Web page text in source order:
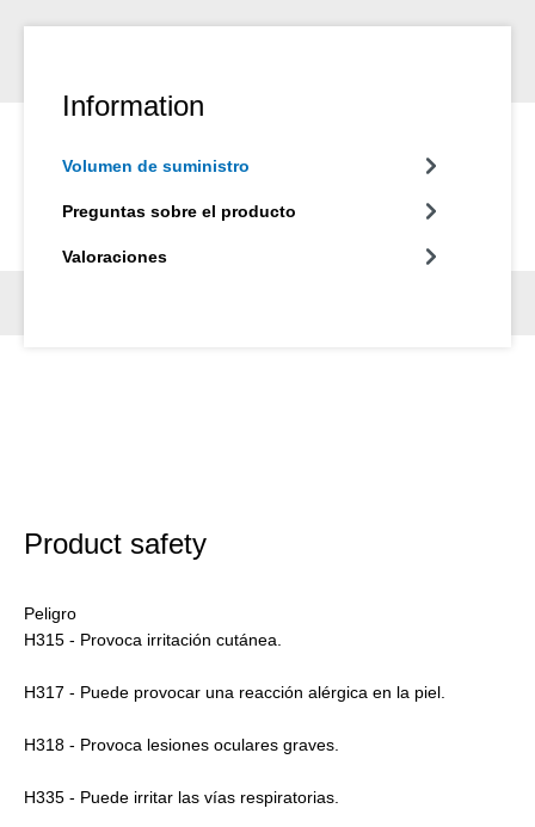
Information
Volumen de suministro
Preguntas sobre el producto
Valoraciones
Product safety
Peligro
H315 - Provoca irritación cutánea.
H317 - Puede provocar una reacción alérgica en la piel.
H318 - Provoca lesiones oculares graves.
H335 - Puede irritar las vías respiratorias.